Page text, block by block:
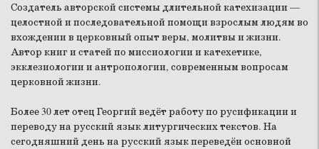
Создатель авторской системы длительной катехизации —
целостной и последовательной помощи взрослым людям во
вхождении в церковный опыт веры, молитвы и жизни.
Автор книг и статей по миссиологии и катехетике,
экклезиологии и антропологии, современным вопросам
церковной жизни.
Более 30 лет отец Георгий ведёт работу по русификации и
переводу на русский язык литургических текстов. На
сегодняшний день на русский язык переведён основной